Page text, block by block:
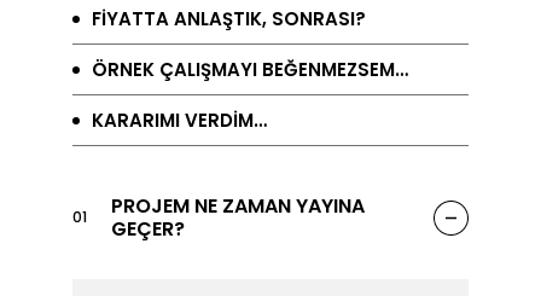
FİYATTA ANLAŞTIK, SONRASI?
ÖRNEK ÇALIŞMAYI BEĞENMEZSEM…
KARARIMI VERDİM…
01
PROJEM NE ZAMAN YAYINA
GEÇER?